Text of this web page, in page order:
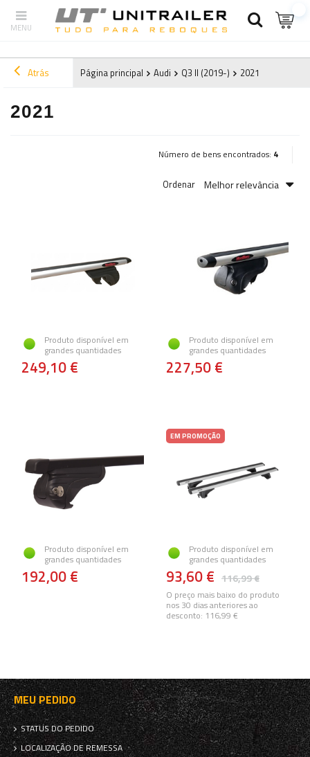
Atrás Página principal Audi Q3 II (2019-) 2021
2021
Número de bens encontrados: 4
Ordenar Melhor relevância
Produto disponível em
grandes quantidades
249,10 €
Produto disponível em
grandes quantidades
227,50 €
Produto disponível em
grandes quantidades
192,00 €
EM PROMOÇÃO
Produto disponível em
grandes quantidades
116,99 €
93,60 €
O preço mais baixo do produto
nos 30 dias anteriores ao
desconto: 116,99 €
MEU PEDIDO
STATUS DO PEDIDO
LOCALIZAÇÃO DE REMESSA